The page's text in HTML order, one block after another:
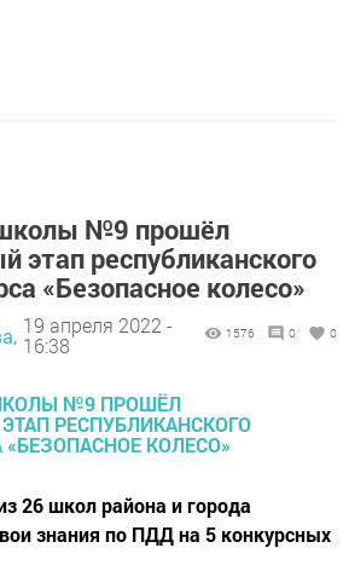
№9 прошёл
этап республиканского
«Безопасное колесо»
19 апреля 2022 -
16:38
1576 0 0
26 школ района и города
знания по ПДД на 5 конкурсных